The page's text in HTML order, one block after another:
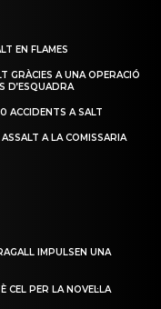
EN FLAMES
GRÀCIES A UNA OPERACIÓ
D’ESQUADRA
ACCIDENTS A SALT
A LA COMISSARIA
IMPULSEN UNA
CEL PER LA NOVEL·LA